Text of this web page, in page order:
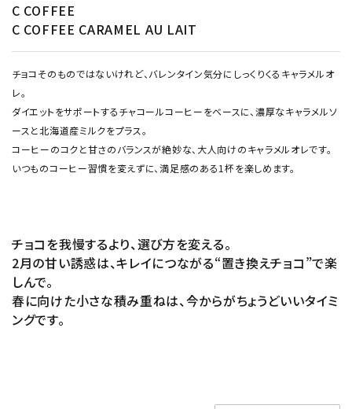
C COFFEE
C COFFEE CARAMEL AU LAIT
チョコそのものではないけれど、バレンタイン気分にしっくりくるキャラメルオ
レ。
ダイエットをサポートするチャコールコーヒーをベースに、濃厚なキャラメルソ
ースと北海道産ミルクをプラス。
コーヒーのコクと甘さのバランスが絶妙な、大人向けのキャラメルオレです。
いつものコーヒー習慣を変えずに、満足感のある1杯を楽しめます。
チョコを我慢するより、選び方を変える。
2月の甘い誘惑は、キレイにつながる“置き換えチョコ”で楽
しんで。
春に向けた小さな積み重ねは、今からがちょうどいいタイミ
ングです。